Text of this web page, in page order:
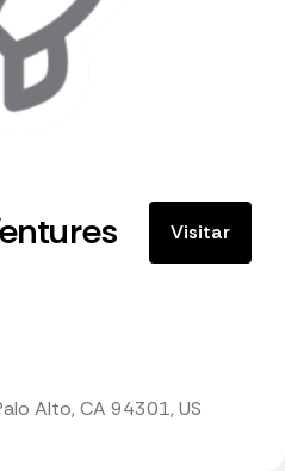
Visitar
Alto, CA 94301, US